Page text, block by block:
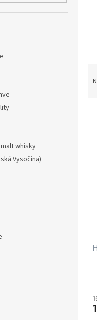
whisky
Vysočina)